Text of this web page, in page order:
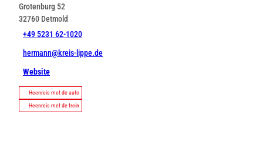
Grotenburg 52
32760 Detmold
+49 5231 62-1020
hermann@kreis-lippe.de
Website
Heenreis met de auto
Heenreis met de trein